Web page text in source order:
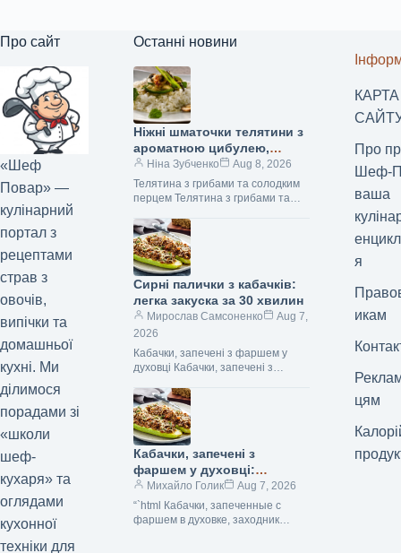
Про сайт
«Шеф
Повар» —
кулінарний
портал з
рецептами
страв з
овочів,
випічки та
домашньої
кухні. Ми
ділимося
порадами зі
«школи
шеф-
кухаря» та
оглядами
кухонної
техніки для
Останні новини
Ніжні шматочки телятини з
ароматною цибулею,
соковитими грибами та
солодким болгарським
перцем: швидкий рецепт за
Ніна Зубченко
Aug 8, 2026
Телятина з грибами та солодким
перцем Телятина з грибами та
gastronom.ru) Телятина з
печерицями та болгарським
перцем…
Сирні палички з кабачків:
легка закуска за 30 хвилин
Мирослав Самсоненко
Aug 7,
2026
Кабачки, запечені з фаршем у
духовці Кабачки, запечені з
«Издательский дом «Гастроном»)
Кабачки, запечені з…
Кабачки, запечені з
фаршем у духовці:
простий та смачний рецепт
Михайло Голик
Aug 7, 2026
“`html Кабачки, запеченные с
фаршем в духовке, заходник
КАРТА
Про
Шеф-
ваша
я
икам
цям